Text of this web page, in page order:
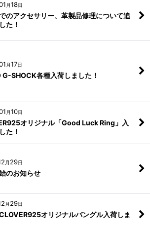
月18日
のアクセサリー、革製品修理について追
た！
月17日
SHOCK各種入荷しました！
月10日
オリジナル「Good Luck Ring」入
た！
月 29日
のお知らせ
月 29日
オリジナルバングル入荷しま